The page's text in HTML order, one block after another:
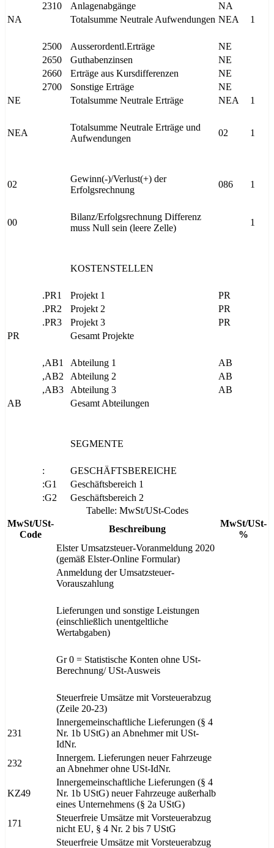
2310
Anlagenabgänge
NA
NA
Totalsumme Neutrale Aufwendungen NEA 1
2500 Ausserordentl.Erträge
NE
2650
Guthabenzinsen
NE
2660
Erträge aus Kursdifferenzen
NE
2700
Sonstige Erträge
NE
NE
Totalsumme Neutrale Erträge NEA 1
NEA
Totalsumme Neutrale Erträge und
Aufwendungen
02 1
02
Gewinn(-)/Verlust(+) der
Erfolgsrechnung
086 1
00
Bilanz/Erfolgsrechnung Differenz
muss Null sein (leere Zelle)
1
KOSTENSTELLEN
.PR1 Projekt 1
PR
.PR2
Projekt 2
PR
.PR3
Projekt 3
PR
PR
Gesamt Projekte
,AB1 Abteilung 1
AB
,AB2
Abteilung 2
AB
,AB3
Abteilung 3
AB
AB
Gesamt Abteilungen
SEGMENTE
:
GESCHÄFTSBEREICHE
:G1
Geschäftsbereich 1
:G2
Geschäftsbereich 2
Tabelle: MwSt/USt-Codes
MwSt/USt-
Code
Beschreibung
MwSt/USt-
%
Elster Umsatzsteuer-Voranmeldung 2020
(gemäß Elster-Online Formular)
Anmeldung der Umsatzsteuer-
Vorauszahlung
Lieferungen und sonstige Leistungen
(einschließlich unentgeltliche
Wertabgaben)
Gr 0 = Statistische Konten ohne USt-
Berechnung/ USt-Ausweis
Steuerfreie Umsätze mit Vorsteuerabzug
(Zeile 20-23)
231
Innergemeinschaftliche Lieferungen (§ 4
Nr. 1b UStG) an Abnehmer mit USt-
IdNr.
232
Innergem. Lieferungen neuer Fahrzeuge
an Abnehmer ohne USt-IdNr.
KZ49
Innergemeinschaftliche Lieferungen (§ 4
Nr. 1b UStG) neuer Fahrzeuge außerhalb
eines Unternehmens (§ 2a UStG)
171
Steuerfreie Umsätze mit Vorsteuerabzug
nicht EU, § 4 Nr. 2 bis 7 UStG
Steuerfreie Umsätze mit Vorsteuerabzug